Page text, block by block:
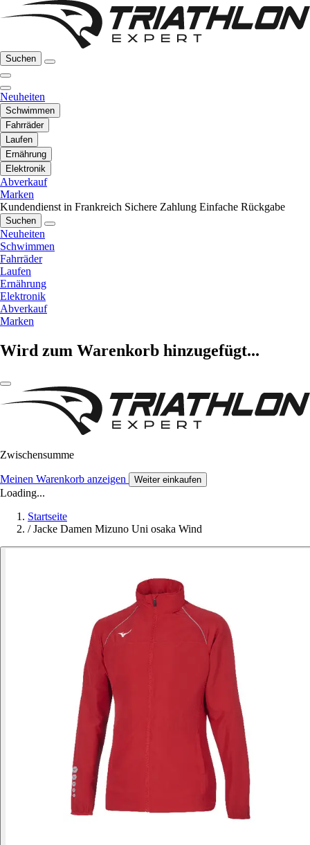
Suchen
Neuheiten
Schwimmen
Fahrräder
Laufen
Ernährung
Elektronik
Abverkauf
Marken
Kundendienst in Frankreich Sichere Zahlung Einfache Rückgabe
Suchen
Neuheiten
Schwimmen
Fahrräder
Laufen
Ernährung
Elektronik
Abverkauf
Marken
Wird zum Warenkorb hinzugefügt...
Zwischensumme
Meinen Warenkorb anzeigen Weiter einkaufen
Loading...
Startseite
/ Jacke Damen Mizuno Uni osaka Wind